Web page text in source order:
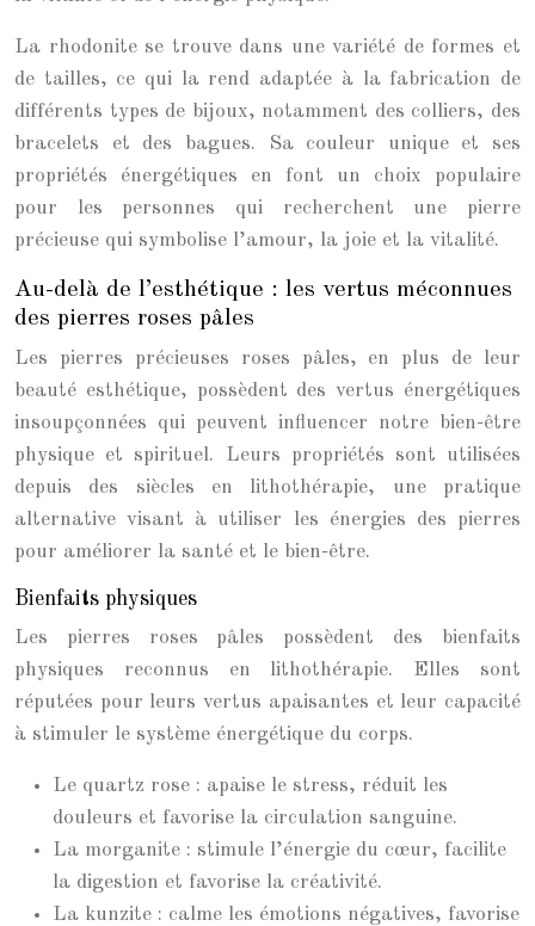
La rhodonite se trouve dans une variété de formes et
de tailles, ce qui la rend adaptée à la fabrication de
différents types de bijoux, notamment des colliers, des
bracelets et des bagues. Sa couleur unique et ses
propriétés énergétiques en font un choix populaire
pour les personnes qui recherchent une pierre
précieuse qui symbolise l’amour, la joie et la vitalité.
Au-delà de l’esthétique : les vertus méconnues
des pierres roses pâles
Les pierres précieuses roses pâles, en plus de leur
beauté esthétique, possèdent des vertus énergétiques
insoupçonnées qui peuvent influencer notre bien-être
physique et spirituel. Leurs propriétés sont utilisées
depuis des siècles en lithothérapie, une pratique
alternative visant à utiliser les énergies des pierres
pour améliorer la santé et le bien-être.
Bienfaits physiques
Les pierres roses pâles possèdent des bienfaits
physiques reconnus en lithothérapie. Elles sont
réputées pour leurs vertus apaisantes et leur capacité
à stimuler le système énergétique du corps.
Le quartz rose : apaise le stress, réduit les
douleurs et favorise la circulation sanguine.
La morganite : stimule l’énergie du cœur, facilite
la digestion et favorise la créativité.
La kunzite : calme les émotions négatives, favorise